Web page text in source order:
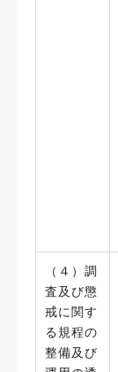
（４）調
査及び懲
戒に関す
る規程の
整備及び